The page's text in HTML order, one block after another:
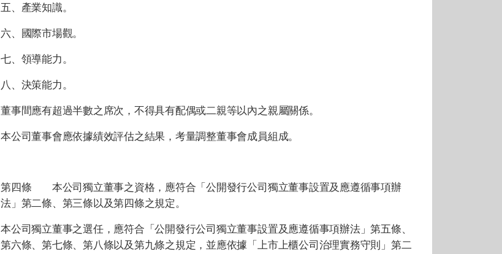
五、產業知識。
六、國際市場觀。
七、領導能力。
八、決策能力。
董事間應有超過半數之席次，不得具有配偶或二親等以內之親屬關係。
本公司董事會應依據績效評估之結果，考量調整董事會成員組成。
第四條 本公司獨立董事之資格，應符合「公開發行公司獨立董事設置及應遵循事項辦
法」第二條、第三條以及第四條之規定。
本公司獨立董事之選任，應符合「公開發行公司獨立董事設置及應遵循事項辦法」第五條、
第六條、第七條、第八條以及第九條之規定，並應依據「上市上櫃公司治理實務守則」第二